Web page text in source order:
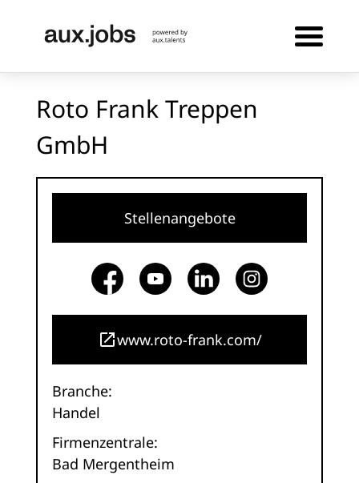
Roto Frank Treppen
GmbH
Stellenangebote
www.roto-frank.com/
Branche:
Handel
Firmenzentrale:
Bad Mergentheim